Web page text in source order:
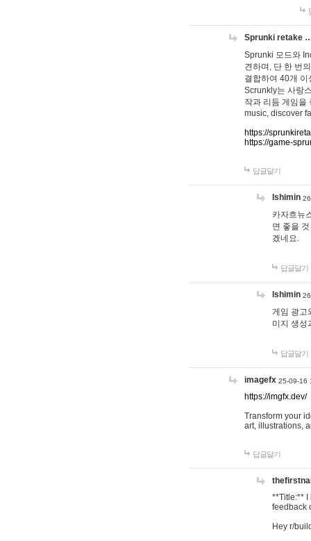
Sprunki retake
Sprunki 모드와
견하며, 단 한 번
결합하여 40개
Scrunkly는 사랑
작과 리듬 게임을
music, discover
https://
https://game-
답글달기
lshimin
카자흐뉴
면 좋을
겠네요.
답글달기
lshimin
게임 광고
미지 생성
답글달기
imagefx 25-09-16
https://imgfx.dev/
Transform your
art, illustrations,
답글달기
**Title:** I
feedback
Hey r/